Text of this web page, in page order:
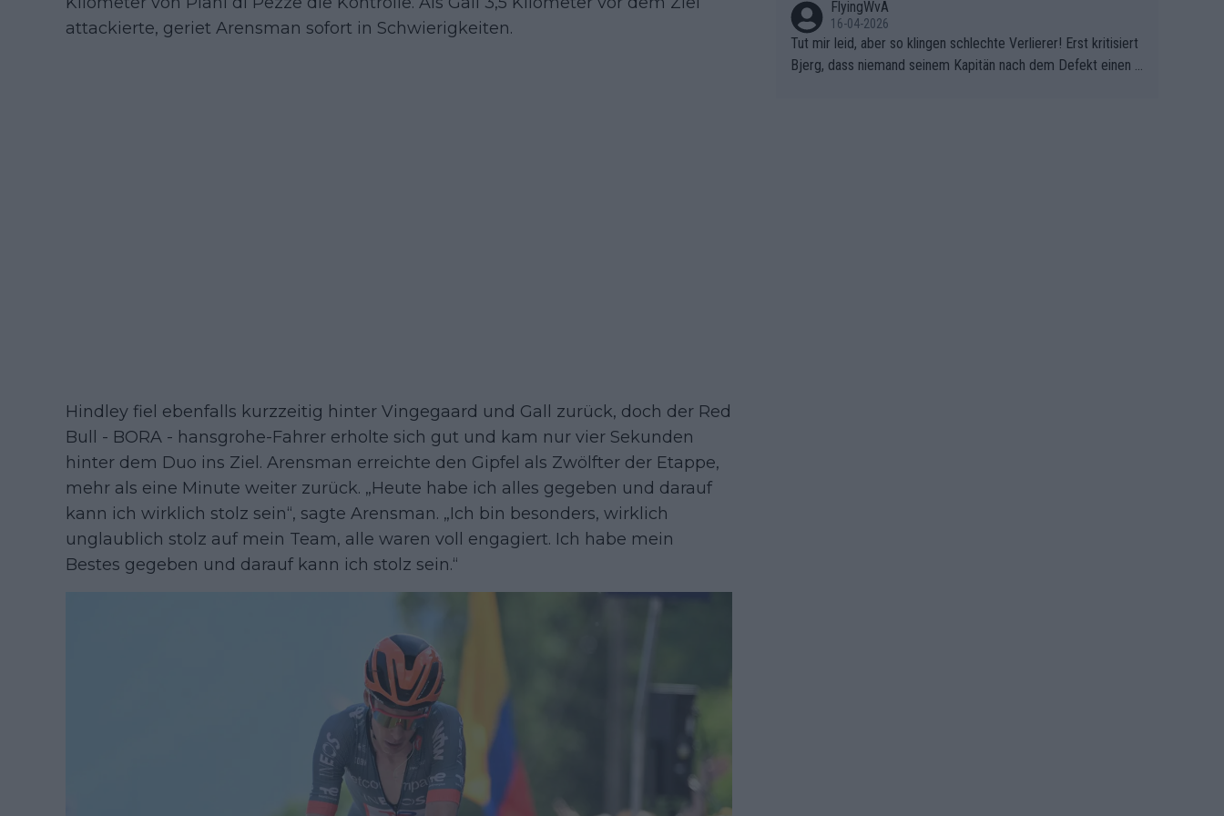
attackierte, geriet Arensman sofort in Schwierigkeiten.
Hindley fiel ebenfalls kurzzeitig hinter Vingegaard und Gall zurück, doch der Red
Bull - BORA - hansgrohe-Fahrer erholte sich gut und kam nur vier Sekunden
hinter dem Duo ins Ziel. Arensman erreichte den Gipfel als Zwölfter der Etappe,
mehr als eine Minute weiter zurück. „Heute habe ich alles gegeben und darauf
kann ich wirklich stolz sein“, sagte Arensman. „Ich bin besonders, wirklich
unglaublich stolz auf mein Team, alle waren voll engagiert. Ich habe mein
Bestes gegeben und darauf kann ich stolz sein.“
FlyingWvA
16-04-2026
Tut mir leid, aber so klingen schlechte Verlierer! Erst kritisiert
Bjerg, dass niemand seinem Kapitän nach dem Defekt einen r